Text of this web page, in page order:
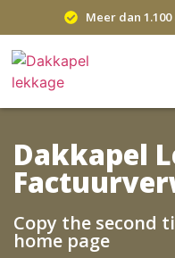
Meer dan
Dakkapel
Copy the second
home page